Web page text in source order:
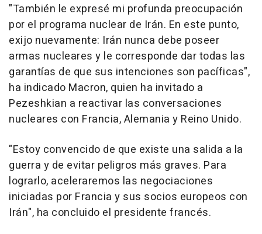
"También le expresé mi profunda preocupación
por el programa nuclear de Irán. En este punto,
exijo nuevamente: Irán nunca debe poseer
armas nucleares y le corresponde dar todas las
garantías de que sus intenciones son pacíficas",
ha indicado Macron, quien ha invitado a
Pezeshkian a reactivar las conversaciones
nucleares con Francia, Alemania y Reino Unido.
"Estoy convencido de que existe una salida a la
guerra y de evitar peligros más graves. Para
lograrlo, aceleraremos las negociaciones
iniciadas por Francia y sus socios europeos con
Irán", ha concluido el presidente francés.